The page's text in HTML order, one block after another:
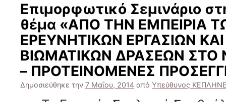
Επιμορφωτικό Σεμινάριο
θέμα «ΑΠΟ ΤΗΝ ΕΜΠΕΙΡΙΑ
ΕΡΕΥΝΗΤΙΚΩΝ ΕΡΓΑΣΙΩΝ
ΒΙΩΜΑΤΙΚΩΝ ΔΡΑΣΕΩΝ
– ΠΡΟΤΕΙΝΟΜΕΝΕΣ
Δημοσιεύθηκε την 7 Μαΐου, 2014 από Υπεύθυνος